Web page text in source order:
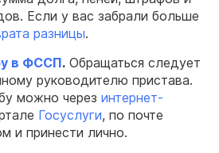
Если у вас забрали больше
разницы.
в ФССП. Обращаться следует
руководителю пристава.
можно через интернет-
Госуслуги, по почте
и принести лично.